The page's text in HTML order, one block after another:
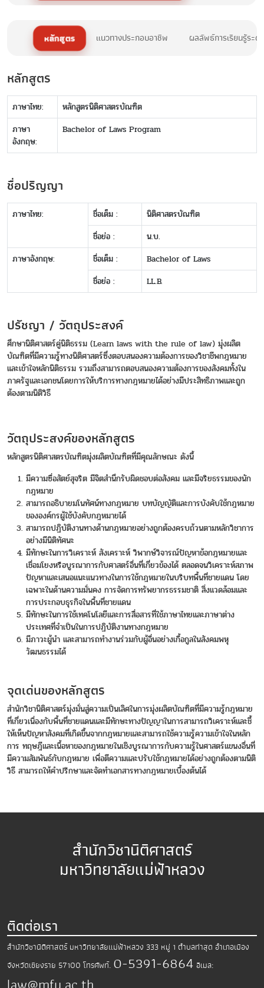
หลักสูตร แนวทางประกอบอาชีพ ผลลัพธ์การเรียนรู้ระ
หลักสูตร
ภาษาไทย:
หลักสูตรนิติศาสตรบัณฑิต
ภาษา
อังกฤษ:
Bachelor of Laws Program
ชื่อปริญญา
ภาษาไทย: ชื่อเต็ม :
นิติศาสตรบัณฑิต
ชื่อย่อ :
น.บ.
ภาษาอังกฤษ:
ชื่อเต็ม :
Bachelor of Laws
ชื่อย่อ :
LL.B.
ปรัชญา / วัตถุประสงค์
ศึกษานิติศาสตร์คู่นิติธรรม (Learn laws with the rule of law) มุ่งผลิต
บัณฑิตที่มีความรู้ทางนิติศาสตร์ซึ่งตอบสนองความต้องการของวิชาชีพกฎหมาย
และเข้าใจหลักนิติธรรม รวมถึงสามารถตอบสนองความต้องการของสังคมทั้งใน
ภาครัฐและเอกชนโดยการให้บริการทางกฎหมายได้อย่างมีประสิทธิภาพและถูก
ต้องตามนิติวิธี
วัตถุประสงค์ของหลักสูตร
หลักสูตรนิติศาสตรบัณฑิตมุ่งผลิตบัณฑิตที่มีคุณลักษณะ ดังนี้
มีความซื่อสัตย์สุจริต มีจิตสำนึกรับผิดชอบต่อสังคม และมีจริยธรรมของนัก
กฎหมาย
สามารถอธิบายมโนทัศน์ทางกฎหมาย บทบัญญัติและการบังคับใช้กฎหมาย
ขององค์กรผู้ใช้บังคับกฎหมายได้
สามารถปฏิบัติงานทางด้านกฎหมายอย่างถูกต้องครบถ้วนตามหลักวิชาการ
อย่างมีนิติทัศนะ
มีทักษะในการวิเคราะห์ สังเคราะห์ วิพากษ์วิจารณ์ปัญหาข้อกฎหมายและ
เชื่อมโยงหรือบูรณาการกับศาสตร์อื่นที่เกี่ยวข้องได้ ตลอดจนวิเคราะห์สภาพ
ปัญหาและเสนอแนะแนวทางในการใช้กฎหมายในบริบทพื้นที่ชายแดน โดย
เฉพาะในด้านความมั่นคง การจัดการทรัพยากรธรรมชาติ สิ่งแวดล้อมและ
การประกอบธุรกิจในพื้นที่ชายแดน
มีทักษะในการใช้เทคโนโลยีและการสื่อสารที่ใช้ภาษาไทยและภาษาต่าง
ประเทศที่จำเป็นในการปฏิบัติงานทางกฎหมาย
มีภาวะผู้นำ และสามารถทำงานร่วมกับผู้อื่นอย่างเกื้อกูลในสังคมพหุ
วัฒนธรรมได้
จุดเด่นของหลักสูตร
สำนักวิชานิติศาสตร์มุ่งมั่นสู่ความเป็นเลิศในการมุ่งผลิตบัณฑิตที่มีความรู้กฎหมาย
ที่เกี่ยวเนื่องกับพื้นที่ชายแดนและมีทักษะทางปัญญาในการสามารถวิเคราะห์และชี้
ให้เห็นปัญหาสังคมที่เกิดขึ้นจากกฎหมายและสามารถใช้ความรู้ความเข้าใจในหลัก
การ ทฤษฎีและเนื้อหาของกฎหมายในเชิงบูรณาการกับความรู้ในศาสตร์แขนงอื่นที่
มีความสัมพันธ์กับกฎหมาย เพื่อตีความและปรับใช้กฎหมายได้อย่างถูกต้องตามนิติ
วิธี สามารถให้คำปรึกษาและจัดทำเอกสารทางกฎหมายเบื้องต้นได้
สำนักวิชานิติศาสตร์
มหาวิทยาลัยแม่ฟ้าหลวง
ติดต่อเรา
สำนักวิชานิติศาสตร์ มหาวิทยาลัยแม่ฟ้าหลวง 333 หมู่ 1 ตำบลท่าสุด อำเภอเมือง
จังหวัดเชียงราย 57100 โทรศัพท์. 0-5391-6864 อีเมล: